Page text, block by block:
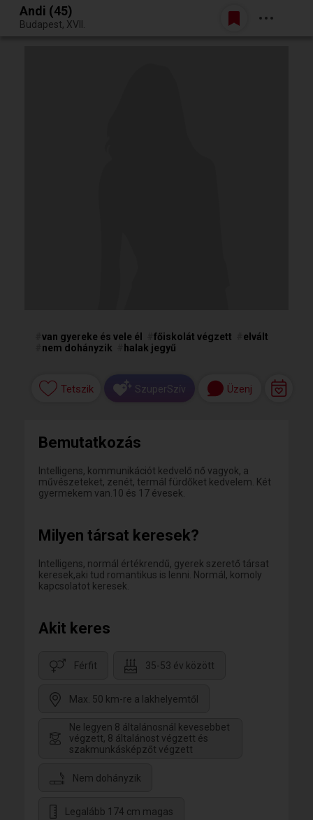
Egy jó randiból bármi lehet.
Belépés
Andi (45)
Budapest, XVII.
van gyereke és vele él főiskolát végzett
elvált
nem dohányzik halak jegyű
Tetszik SzuperSzív Üzenj
Bemutatkozás
Intelligens, kommunikációt kedvelő nő vagyok, a
művészeteket, zenét, termál fürdőket kedvelem. Két
gyermekem van.10 és 17 évesek.
Milyen társat keresek?
Intelligens, normál értékrendű, gyerek szerető társat
keresek,aki tud romantikus is lenni. Normál, komoly
kapcsolatot keresek.
Akit keres
Férfit 35-53 év között
Max. 50 km-re a lakhelyemtől
Ne legyen 8 általánosnál kevesebbet
végzett, 8 általánost végzett és
szakmunkásképzőt végzett
Nem dohányzik
Legalább 174 cm magas